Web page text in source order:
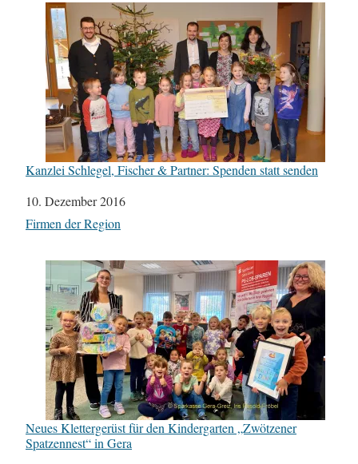
Kanzlei Schlegel, Fischer & Partner: Spenden statt senden
Datum
10. Dezember 2016
In Bezug auf
Firmen der Region
Neues Klettergerüst für den Kindergarten „Zwötzener
Spatzennest“ in Gera